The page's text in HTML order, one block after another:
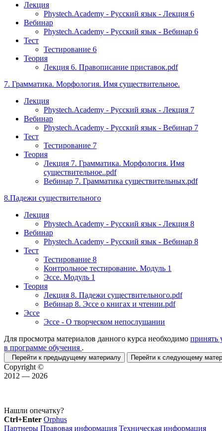
Лекция
Phystech.Academy - Русский язык - Лекция 6
Вебинар
Phystech.Academy - Русский язык - Вебинар 6
Тест
Тестирование 6
Теория
Лекция 6. Правописание приставок.pdf
7. Грамматика. Морфология. Имя существительное.
Лекция
Phystech.Academy - Русский язык - Лекция 7
Вебинар
Phystech.Academy - Русский язык - Вебинар 7
Тест
Тестирование 7
Теория
Лекция 7. Грамматика. Морфология. Имя
существительное..pdf
Вебинар 7. Грамматика существительных.pdf
8.Падежи существительного
Лекция
Phystech.Academy - Русский язык - Лекция 8
Вебинар
Phystech.Academy - Русский язык - Вебинар 8
Тест
Тестирование 8
Контрольное тестирование. Модуль 1
Эссе. Модуль 1
Теория
Лекция 8. Падежи существительного.pdf
Вебинар 8. Эссе о книгах и чтении.pdf
Эссе
Эссе - О творческом непослушании
Для просмотра материалов данного курса необходимо принять
в программе обучения .
Перейти к предыдущему материалу Перейти к следующему
Copyright ©
2012 — 2026
Нашли опечатку?
Ctrl+Enter Orphus
Партнеры Правовая информация Техническая информация